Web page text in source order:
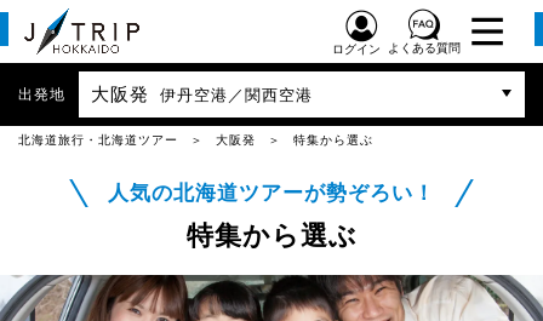
ログイン よくある質問
出発地 大阪発 伊丹空港／関西空港
北海道旅行・北海道ツアー 大阪発 特集から選ぶ
人気の北海道ツアーが勢ぞろい！
特集から選ぶ